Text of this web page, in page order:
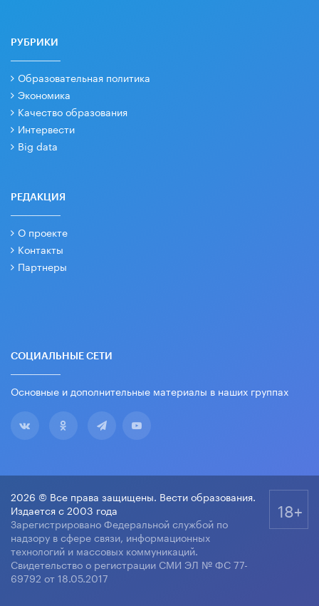
РУБРИКИ
Образовательная политика
Экономика
Качество образования
Интервести
Big data
РЕДАКЦИЯ
О проекте
Контакты
Партнеры
СОЦИАЛЬНЫЕ СЕТИ
Основные и дополнительные материалы в наших группах
2026 © Все права защищены. Вести образования.
Издается с 2003 года
Зарегистрировано Федеральной службой по
надзору в сфере связи, информационных
технологий и массовых коммуникаций.
Свидетельство о регистрации СМИ ЭЛ № ФС 77-
69792 от 18.05.2017
18+